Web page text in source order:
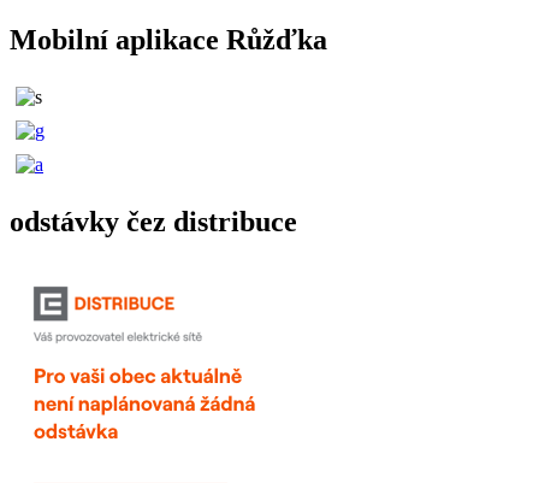
Mobilní aplikace Růžďka
odstávky čez distribuce